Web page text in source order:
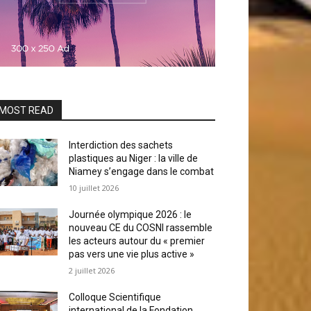
READ
Interdiction des sachets
plastiques au Niger : la ville de
Niamey s’engage dans le combat
10 juillet 2026
Journée olympique 2026 : le
nouveau CE du COSNI rassemble
les acteurs autour du « premier
pas vers une vie plus active »
2 juillet 2026
Colloque Scientifique